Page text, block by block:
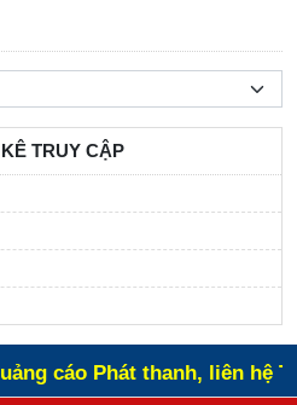
TRUY CẬP
cáo Phát thanh, liên hệ